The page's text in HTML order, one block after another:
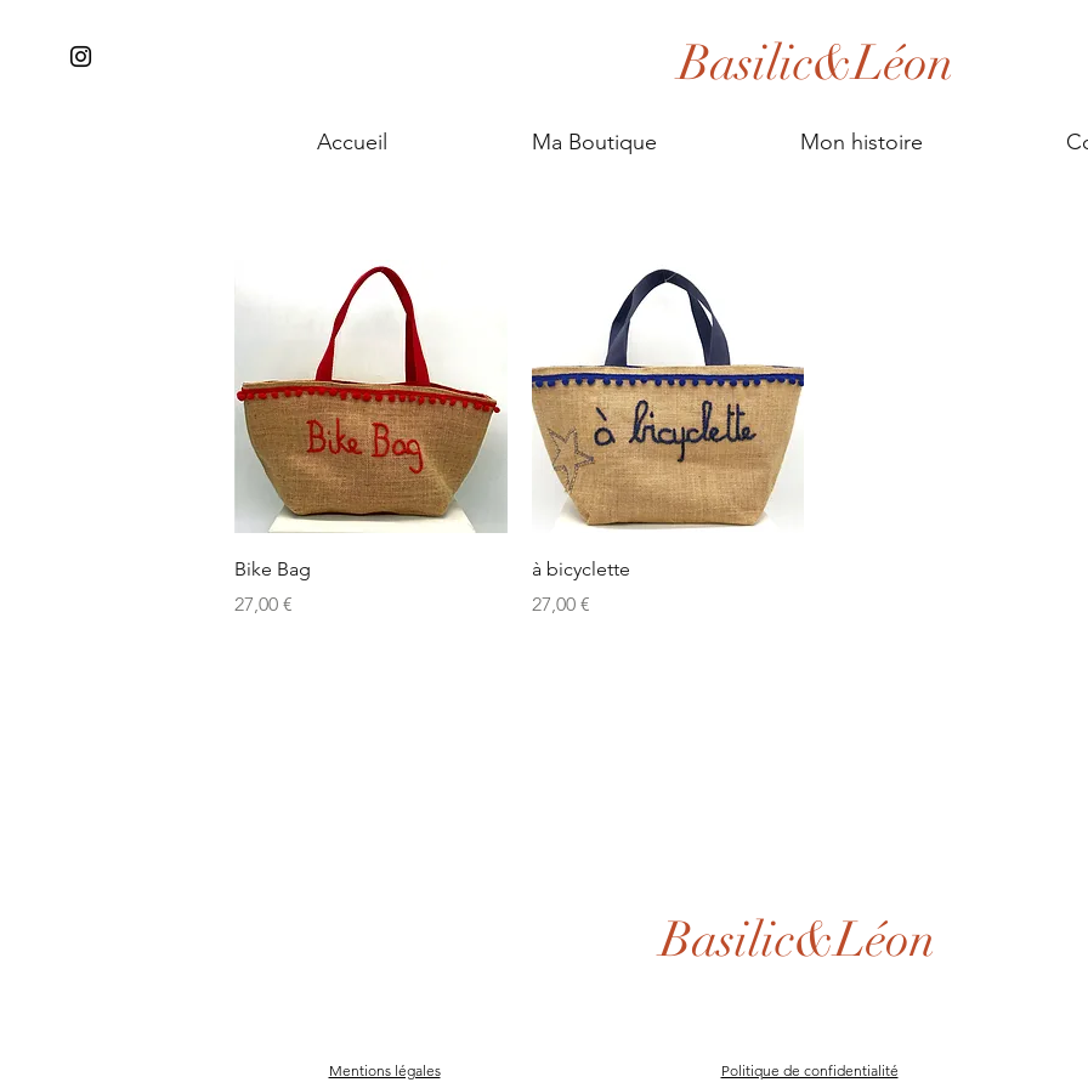
Basilic&Léon
Accueil Ma Boutique Mon histoire
Bike Bag
Prix
27,00 €
Aperçu rapide
à bicyclette
Prix
27,00 €
Basilic&Léon
Mentions légales Politique de confidentialité